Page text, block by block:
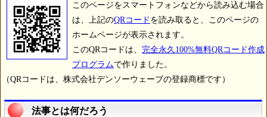
このページをスマートフォンなどから読み込む場合
は、上記のQRコード を読み取ると、このページの
ホームページが表示されます。
このQRコードは、 完全永久100%無料QRコード作成
プログラムで作りました。
（QRコードは、株式会社デンソーウェーブの登録商標です）
法事とは何だろう